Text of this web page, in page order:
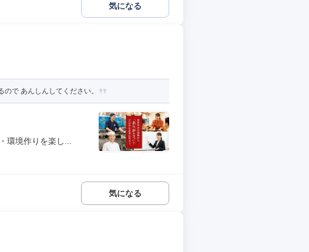
気になる
で あんしんしてください。
境作りを楽し...
気になる